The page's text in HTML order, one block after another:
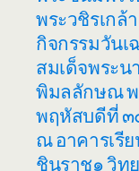
พระวชิรเกล้
กิจกรรมวัน
สมเด็จพระน
พิมลลักษณ พ
พฤหัสบดีที่
ณ อาคารเรี
ชินราช๑ วิท